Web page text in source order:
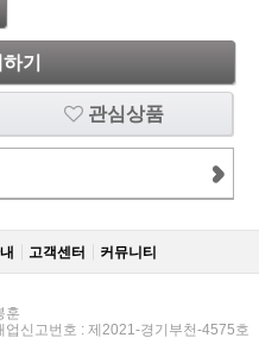
기
관심상품
고객센터 커뮤니티
훈
신고번호 : 제2021-경기부천-4575호